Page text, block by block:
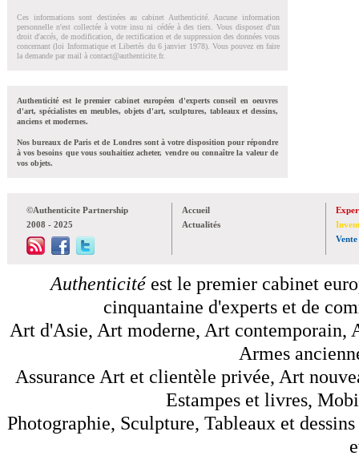
Ces informations sont destinées au cabinet Authenticité. Aucune information
personnelle n'est collectée à votre insu ni cédée à des tiers. Vous disposez d'un
droit d'accés, de modification, de rectification et de suppression des données vous
concernant (loi Informatique et Libertés du 6 janvier 1978). Vous pouvez en faire
la demande par mail à contact@authenticite.fr.
Authenticité est le premier cabinet européen d'experts conseil en oeuvres
d'art, spécialistes en meubles, objets d'art, sculptures, tableaux et dessins,
anciens et modernes.
Nos bureaux de Paris et de Londres sont à votre disposition pour répondre
à vos besoins que vous souhaitiez acheter, vendre ou connaître la valeur de
vos objets.
©Authenticite Partnership
2008 - 2025
Accueil
Actualités
Vente
Authenticitéest le premier cabinet
cinquantaine d'experts et de
Art d'Asie, Art moderne, Art contemporain,
Armes
Assurance Art et clientèle privée, Art
Estampes et livres,
Photographie, Sculpture, Tableaux et